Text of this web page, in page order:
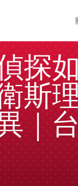
探
斯
｜